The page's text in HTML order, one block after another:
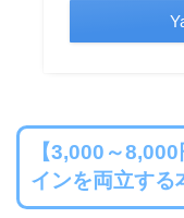
【3,000～
インを両立する